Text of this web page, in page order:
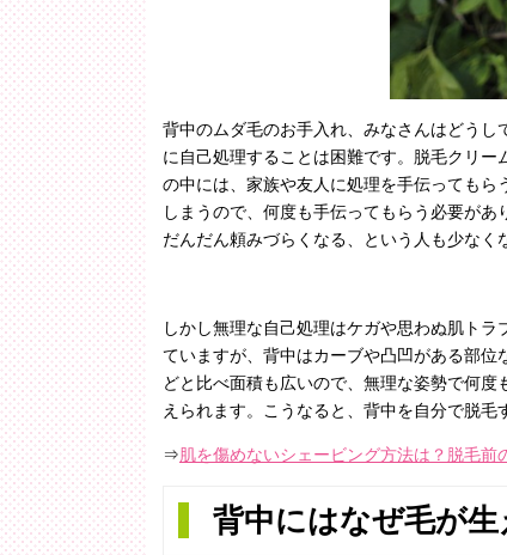
背中のムダ毛のお手入れ、みなさんはどう
に自己処理することは困難です。脱毛クリ
の中には、家族や友人に処理を手伝っても
しまうので、何度も手伝ってもらう必要が
だんだん頼みづらくなる、という人も少なく
しかし無理な自己処理はケガや思わぬ肌ト
ていますが、背中はカーブや凸凹がある部
どと比べ面積も広いので、無理な姿勢で何
えられます。こうなると、背中を自分で脱毛
⇒肌を傷めないシェービング方法は？脱毛前
背中にはなぜ毛が生